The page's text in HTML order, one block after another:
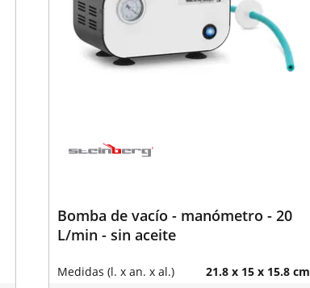
Bomba de vacío - manómetro - 20
L/min - sin aceite
Medidas (l. x an. x al.) 21.8 x 15 x 15.8 cm